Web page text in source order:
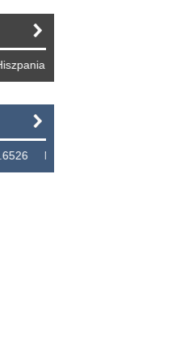
EUR 1,229 WB GBP
NZD 2.1871 SGD 2.9103